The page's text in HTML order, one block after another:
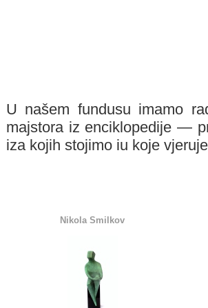
U našem fundusu imamo
majstora iz enciklopedije —
iza kojih stojimo iu koje
Nikola Smilkov